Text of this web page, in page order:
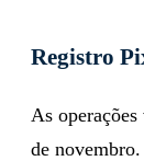
Registro
As
de